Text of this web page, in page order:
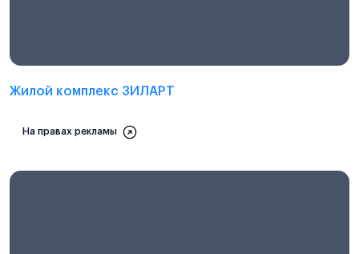
Жилой комплекс ЗИЛАРТ
На правах рекламы